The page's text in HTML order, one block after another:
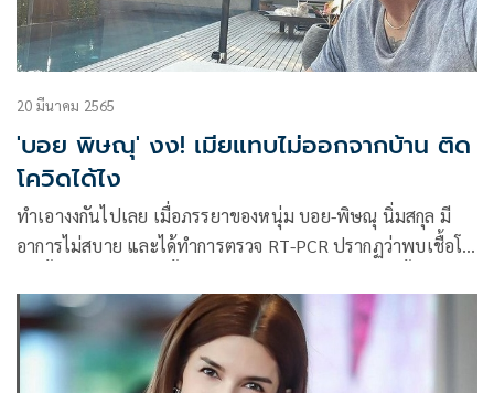
20 มีนาคม 2565
'บอย พิษณุ' งง! เมียแทบไม่ออกจากบ้าน ติด
โควิดได้ไง
ทำเอางงกันไปเลย เมื่อภรรยาของหนุ่ม บอย-พิษณุ นิ่มสกุล มี
อาการไม่สบาย และได้ทำการตรวจ RT-PCR ปรากฏว่าพบเชื้อโค
ตอนนี้ เข้ารักษาแบบ Home Isolation เรียบร้อยแล้ว ส่วนหนุ่ม
บอยและลูกสาวยังปลอดภัยไม่พบเชื้อ